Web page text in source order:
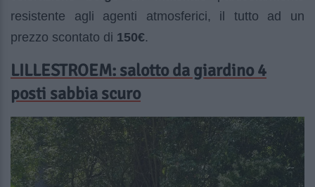
resistente agli agenti atmosferici, il tutto ad un
prezzo scontato di 150€.
LILLESTROEM: salotto da giardino 4
posti sabbia scuro